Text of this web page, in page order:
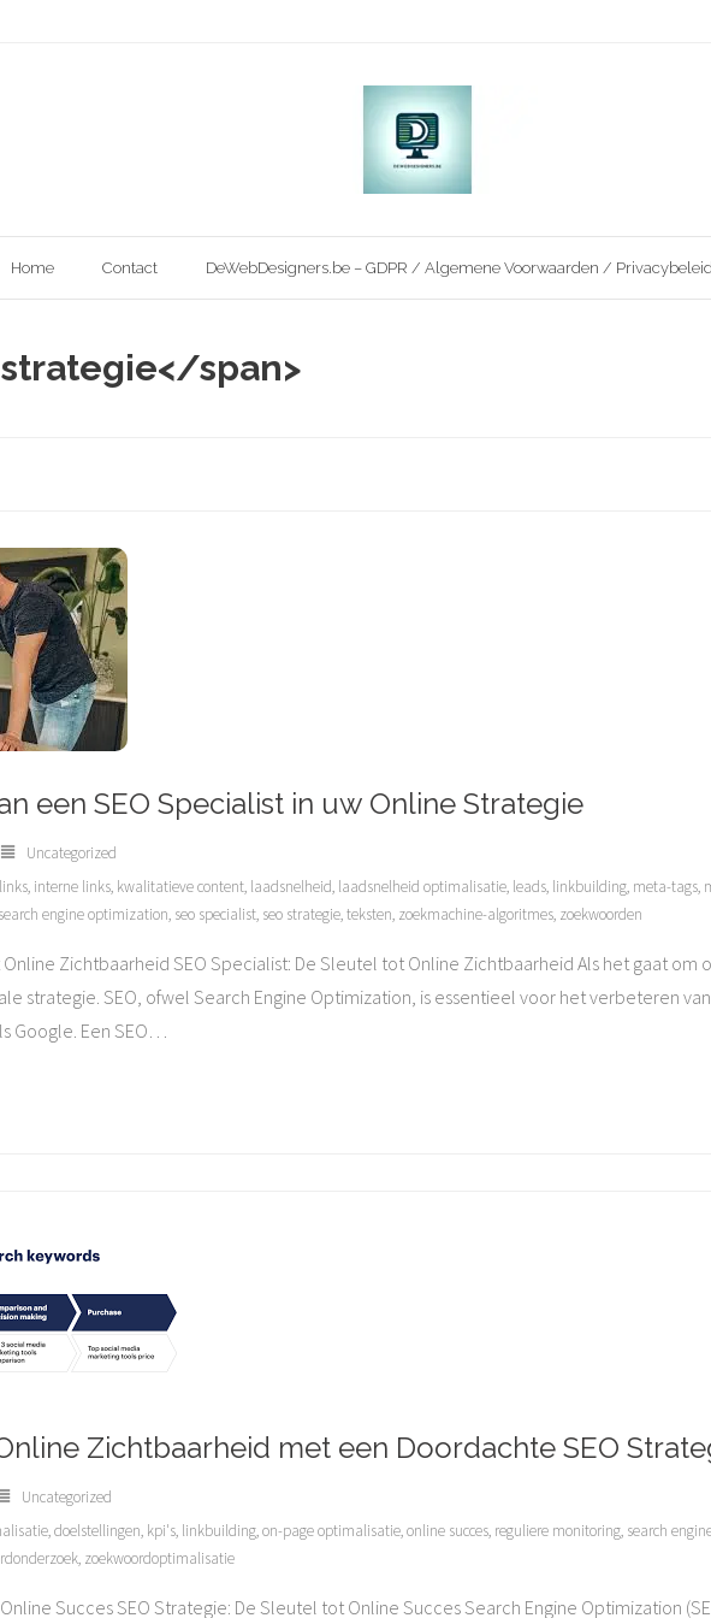
Home Contact DeWebDesigners.be – GDPR / Algemene Voorwaarden / Privacybeleid
strategie</span>
een SEO Specialist in uw Online Strategie
Uncategorized
, interne links, kwalitatieve content, laadsnelheid, laadsnelheid optimalisatie, leads, linkbuilding, meta-tags,
search engine optimization, seo specialist, seo strategie,teksten, zoekmachine-algoritmes, zoekwoorden
Zichtbaarheid SEO Specialist: De Sleutel tot Online Zichtbaarheid Als het gaat om
strategie. SEO, ofwel Search Engine Optimization, is essentieel voor het verbeteren
Google. Een SEO…
Zichtbaarheid met een Doordachte SEO
Uncategorized
,doelstellingen, kpi's, linkbuilding,on-page optimalisatie,online succes, reguliere monitoring, search
, zoekwoordoptimalisatie
Succes SEO Strategie: De Sleutel tot Online Succes Search Engine Optimization